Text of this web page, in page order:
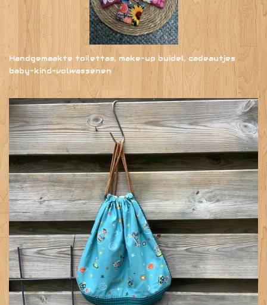
Handgemaakte toilettas, make-up buidel, cadeautjes
baby-kind-volwassenen